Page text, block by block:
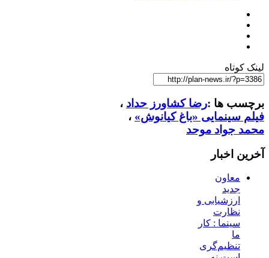
لینک کوتاه
برچسب ها :رضا کشاورز حداد ،
فیلم سینمایی «باغ کیانوش» ،
محمد جواد موحد
آخرین اخبار
معاون
جدید
ارزشیابی و
نظارت
سینما : کار
ما
تنظیم‌گری